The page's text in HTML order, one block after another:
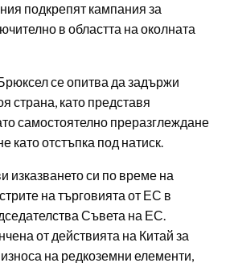
подкрепят кампания за
в областта на околната
се опитва да задържи
страна, като представя
самостоятелно преразглеждане
като отстъпка под натиск.
изказването си по време на
на търговията от ЕС в
Съвета на ЕС.
от действията на Китай за
на редкоземни елементи,